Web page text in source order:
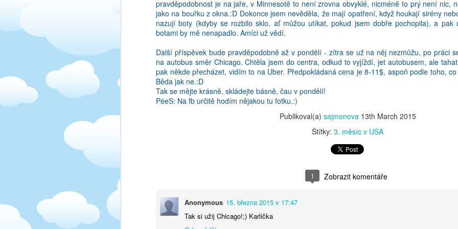
pravděpodobnost je na jaře, v Minnesotě to není zrovna obvyklé, nicméně to prý není nic,
jako na bouřku z okna.:D Dokonce jsem nevěděla, že mají opatření, když houkají sirény
nazují boty (kdyby se rozbilo sklo, ať můžou utíkat, pokud jsem dobře pochopila), a
botami by mě nenapadlo. Amíci už vědí.
Další příspěvek bude pravděpodobně až v pondělí - zítra se už na něj nezmůžu, po práci
na autobus směr Chicago. Chtěla jsem do centra, odkud to vyjíždí, jet autobusem, ale
pak někde přecházet, vidím to na Uber. Předpokládaná cena je 8-11$, aspoň podle toho,
Běda jak ne.:D
Tak se mějte krásně, skládejte básně, čau v pondělí!
PéeS: Na fb určitě hodím nějakou tu fotku.:)
Publikoval(a) sajmonova 13th March 2015
Štítky: 3. měsíc v USA
1 Zobrazit komentáře
Anonymous 15. března 2015 v 17:47
Tak si užij Chicago!;) Karlička
2 Zobrazit komentáře
2
Shnrutí roku 2016
Prave jsem si vsimla, ze jsem si tady davno predepsala shrnuti minuleho roku, kdyz jsem
ze by bylo skoda to nezverejnit. O skole jsem to musela dopsat az ted, rucne, protoze
Bohuzel muj cesky pocitac mi dal sbohem, takze hacky a carky uz se konat nebudou. Snad to
Na začátku to vypadalo jako pořádná výzva, občas jsem si pobrečela, nebudu lhát. Ale tohle
jsem v rodině byla, tím víc jsem to měla pod palcem, holky mě poslouchaly, já všechno
rodičů. Freda (host tátu) jsem měla většinu roku doma, začal pracovat až na podzim. Výhoda
jednodušší, protože si třeba jednu z nich vzal k sobě do kanceláře, a mně tak ubyly
zodpovědnost. Negativní efekt byl ten, že jsem si samozřejmě nemohla dělat všechno po
jsem holky přivezla ze školy, hnedka běžely za tátou. Když jsem něco nedovolila nebo udělala
běžely mě napráskat. Fred stál vždycky za mnou, respektoval každé moje rozhodnutí, ale
když se malá rozbrečela, protože jsem jí něco nedovolila, a tatík se přišel podívat, co se stalo.
dost pod dohledem. Na podzim začal pracovat i on, takže to bylo s mojí autoritou